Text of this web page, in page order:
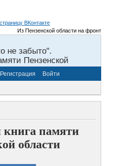
Из Пензенской области на фронты
не забыто".
Пензенской
Регистрация Войти
книга памяти
области